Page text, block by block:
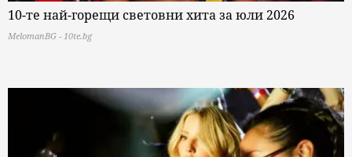
10-те най-горещи световни хита за юли 2026
MelomanBG - 10te.bg